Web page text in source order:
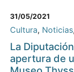
31/05/2021
Cultura, Noticias,
La
apertura de